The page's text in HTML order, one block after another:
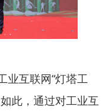
互联网“灯塔工
此，通过对工业互